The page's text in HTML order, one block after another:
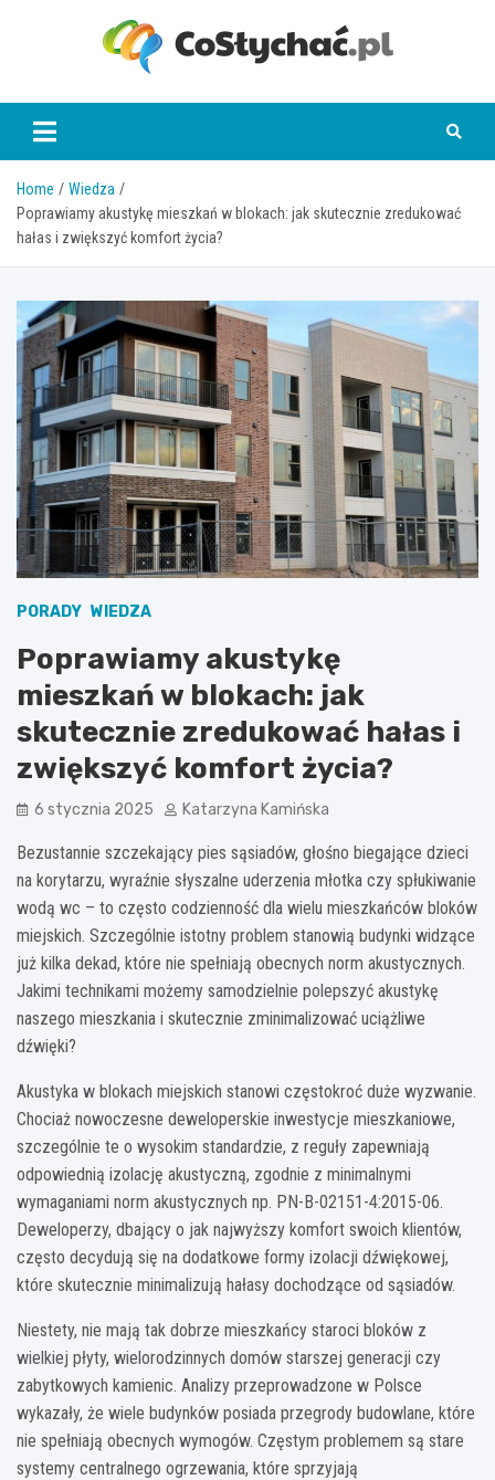
coslychac.pl
Home
Wiedza
Poprawiamy akustykę mieszkań w blokach: jak skutecznie zredukować
hałas i zwiększyć komfort życia?
PORADY WIEDZA
Poprawiamy akustykę
mieszkań w blokach: jak
skutecznie zredukować hałas i
zwiększyć komfort życia?
6 stycznia 2025 Katarzyna Kamińska
Bezustannie szczekający pies sąsiadów, głośno biegające dzieci
na korytarzu, wyraźnie słyszalne uderzenia młotka czy spłukiwanie
wodą wc – to często codzienność dla wielu mieszkańców bloków
miejskich. Szczególnie istotny problem stanowią budynki widzące
już kilka dekad, które nie spełniają obecnych norm akustycznych.
Jakimi technikami możemy samodzielnie polepszyć akustykę
naszego mieszkania i skutecznie zminimalizować uciążliwe
dźwięki?
Akustyka w blokach miejskich stanowi częstokroć duże wyzwanie.
Chociaż nowoczesne deweloperskie inwestycje mieszkaniowe,
szczególnie te o wysokim standardzie, z reguły zapewniają
odpowiednią izolację akustyczną, zgodnie z minimalnymi
wymaganiami norm akustycznych np. PN-B-02151-4:2015-06.
Deweloperzy, dbający o jak najwyższy komfort swoich klientów,
często decydują się na dodatkowe formy izolacji dźwiękowej,
które skutecznie minimalizują hałasy dochodzące od sąsiadów.
Niestety, nie mają tak dobrze mieszkańcy staroci bloków z
wielkiej płyty, wielorodzinnych domów starszej generacji czy
zabytkowych kamienic. Analizy przeprowadzone w Polsce
wykazały, że wiele budynków posiada przegrody budowlane, które
nie spełniają obecnych wymogów. Częstym problemem są stare
systemy centralnego ogrzewania, które sprzyjają